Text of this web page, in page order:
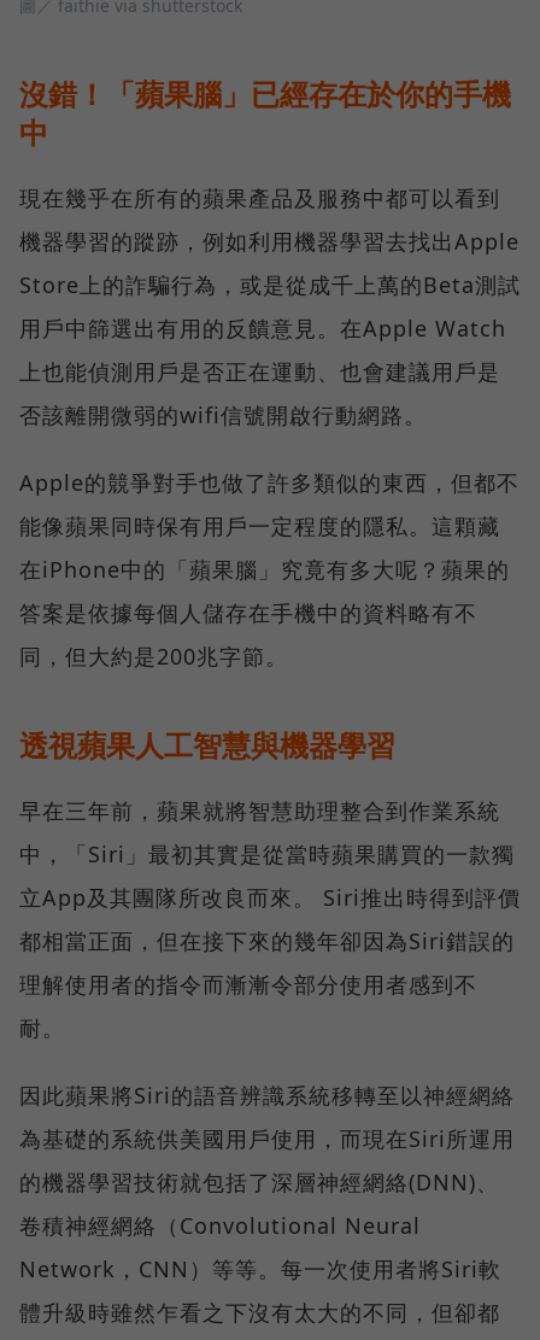
圖／ faithie via shutterstock
沒錯！「蘋果腦」已經存在於你的手機
中
現在幾乎在所有的蘋果產品及服務中都可以看到
機器學習的蹤跡，例如利用機器學習去找出Apple
Store上的詐騙行為，或是從成千上萬的Beta測試
用戶中篩選出有用的反饋意見。在Apple Watch
上也能偵測用戶是否正在運動、也會建議用戶是
否該離開微弱的wifi信號開啟行動網路。
Apple的競爭對手也做了許多類似的東西，但都不
能像蘋果同時保有用戶一定程度的隱私。這顆藏
在iPhone中的「蘋果腦」究竟有多大呢？蘋果的
答案是依據每個人儲存在手機中的資料略有不
同，但大約是200兆字節。
透視蘋果人工智慧與機器學習
早在三年前，蘋果就將智慧助理整合到作業系統
中，「Siri」最初其實是從當時蘋果購買的一款獨
立App及其團隊所改良而來。 Siri推出時得到評價
都相當正面，但在接下來的幾年卻因為Siri錯誤的
理解使用者的指令而漸漸令部分使用者感到不
耐。
因此蘋果將Siri的語音辨識系統移轉至以神經網絡
為基礎的系統供美國用戶使用，而現在Siri所運用
的機器學習技術就包括了深層神經網絡(DNN)、
卷積神經網絡（Convolutional Neural
Network，CNN）等等。每一次使用者將Siri軟
體升級時雖然乍看之下沒有太大的不同，但卻都